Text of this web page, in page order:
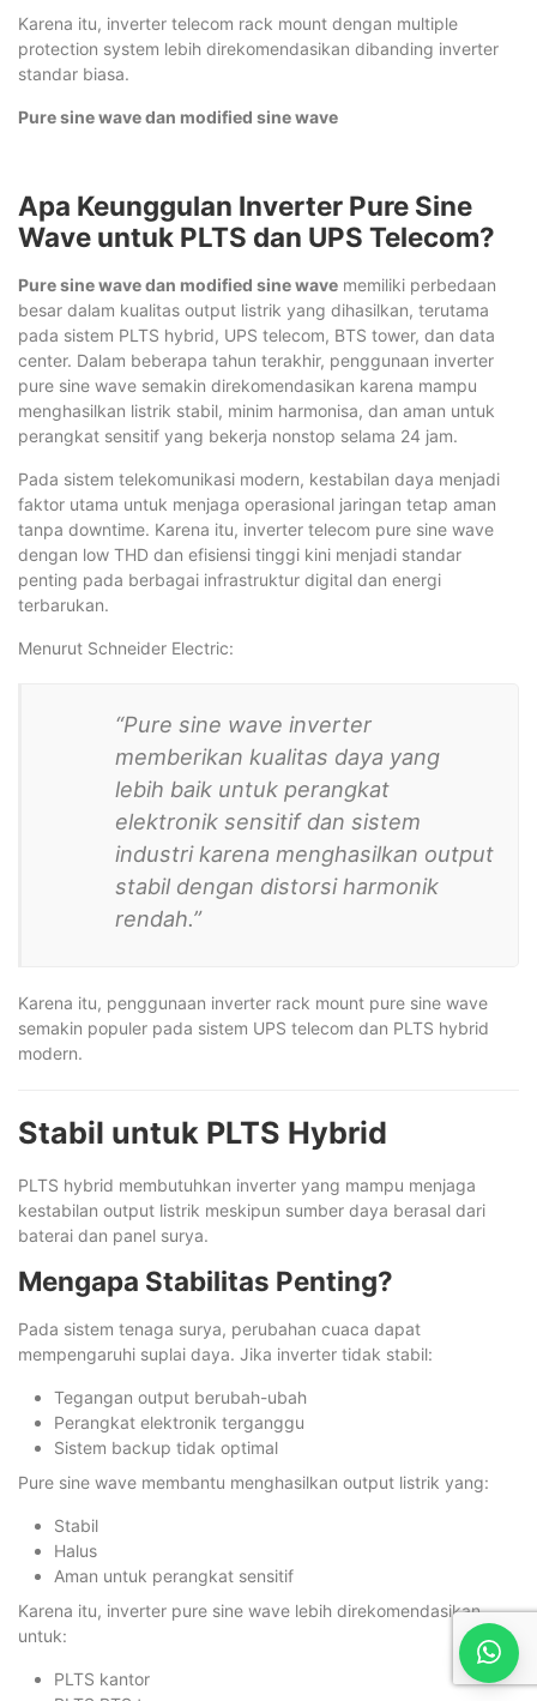
Karena itu, inverter telecom rack mount dengan multiple
protection system lebih direkomendasikan dibanding inverter
standar biasa.
Pure sine wave dan modified sine wave
Apa Keunggulan Inverter Pure Sine
Wave untuk PLTS dan UPS Telecom?
Pure sine wave dan modified sine wave memiliki perbedaan
besar dalam kualitas output listrik yang dihasilkan, terutama
pada sistem PLTS hybrid, UPS telecom, BTS tower, dan data
center. Dalam beberapa tahun terakhir, penggunaan inverter
pure sine wave semakin direkomendasikan karena mampu
menghasilkan listrik stabil, minim harmonisa, dan aman untuk
perangkat sensitif yang bekerja nonstop selama 24 jam.
Pada sistem telekomunikasi modern, kestabilan daya menjadi
faktor utama untuk menjaga operasional jaringan tetap aman
tanpa downtime. Karena itu, inverter telecom pure sine wave
dengan low THD dan efisiensi tinggi kini menjadi standar
penting pada berbagai infrastruktur digital dan energi
terbarukan.
Menurut Schneider Electric:
“Pure sine wave inverter
memberikan kualitas daya yang
lebih baik untuk perangkat
elektronik sensitif dan sistem
industri karena menghasilkan output
stabil dengan distorsi harmonik
rendah.”
Karena itu, penggunaan inverter rack mount pure sine wave
semakin populer pada sistem UPS telecom dan PLTS hybrid
modern.
Stabil untuk PLTS Hybrid
PLTS hybrid membutuhkan inverter yang mampu menjaga
kestabilan output listrik meskipun sumber daya berasal dari
baterai dan panel surya.
Mengapa Stabilitas Penting?
Pada sistem tenaga surya, perubahan cuaca dapat
mempengaruhi suplai daya. Jika inverter tidak stabil:
Tegangan output berubah-ubah
Perangkat elektronik terganggu
Sistem backup tidak optimal
Pure sine wave membantu menghasilkan output listrik yang:
Stabil
Halus
Aman untuk perangkat sensitif
Karena itu, inverter pure sine wave lebih direkomendasikan
untuk:
PLTS kantor